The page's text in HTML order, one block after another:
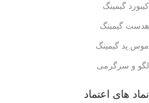
کیبورد گیمینگ
هدست گیمینگ
موس پد گیمینگ
لگو و سرگرمی
نماد های اعتماد